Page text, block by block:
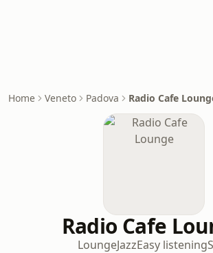
Home Veneto Padova Radio Cafe
Radio Cafe
LoungeJazzEasy listening